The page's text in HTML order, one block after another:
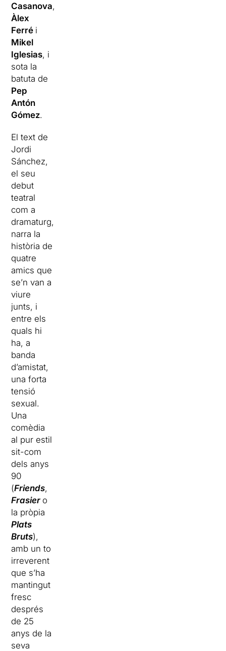
Casanova,
Àlex
Ferré i
Mikel
Iglesias, i
sota la
batuta de
Pep
Antón
Gómez.
El text de
Jordi
Sánchez,
el seu
debut
teatral
com a
dramaturg,
narra la
història de
quatre
amics que
se’n van a
viure
junts, i
entre els
quals hi
ha, a
banda
d’amistat,
una forta
tensió
sexual.
Una
comèdia
al pur estil
sit-com
dels anys
90
(Friends,
Frasiero
la pròpia
Plats
Bruts),
amb un to
irreverent
que s’ha
mantingut
fresc
després
de 25
anys de la
seva